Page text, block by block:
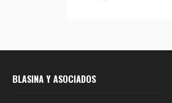
BLASINA Y ASOCIADOS